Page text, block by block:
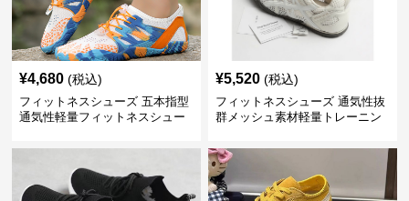
¥4,680 (税込)
フィットネスシューズ 五本指型
通気性軽量フィットネスシュー
¥5,520 (税込)
フィットネスシューズ 通気性抜
群メッシュ素材軽量トレーニン